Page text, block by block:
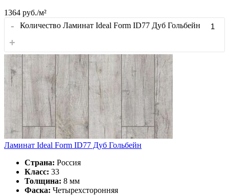
1364 руб./м²
- Количество Ламинат Ideal Form ID77 Дуб Гольбейн
+
Ламинат Ideal Form ID77 Дуб Гольбейн
Страна: Россия
Класс: 33
Толщина: 8 мм
Фаска: Четырехсторонняя